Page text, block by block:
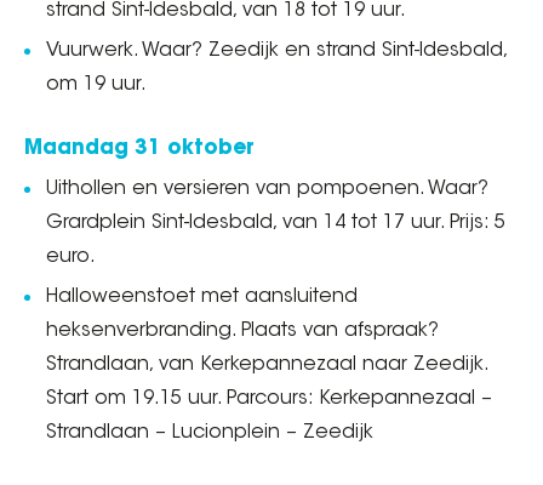
strand Sint-Idesbald, van 18 tot 19 uur.
Vuurwerk. Waar? Zeedijk en strand Sint-Idesbald,
om 19 uur.
Maandag 31 oktober
Uithollen en versieren van pompoenen. Waar?
Grardplein Sint-Idesbald, van 14 tot 17 uur. Prijs: 5
euro.
Halloweenstoet met aansluitend
heksenverbranding. Plaats van afspraak?
Strandlaan, van Kerkepannezaal naar Zeedijk.
Start om 19.15 uur. Parcours: Kerkepannezaal –
Strandlaan – Lucionplein – Zeedijk